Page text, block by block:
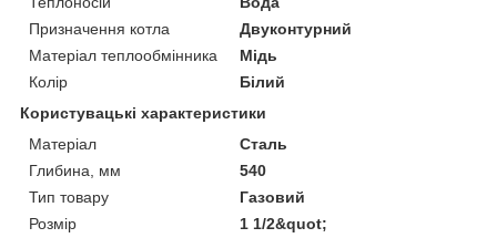
Призначення котла
Двуконтурний
Матеріал теплообмінника
Мідь
Колір
Білий
Користувацькі характеристики
Матеріал
Сталь
Глибина, мм
540
Тип товару
Газовий
Розмір
1 1/2&quot;